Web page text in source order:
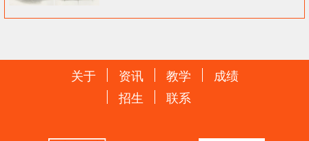
关于 资讯 教学
成绩
招生
联系